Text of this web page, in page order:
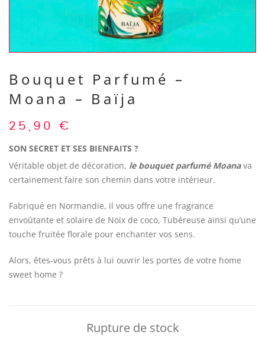
Bouquet Parfumé –
Moana – Baïja
25,90 €
SON SECRET ET SES BIENFAITS ?
Véritable objet de décoration, le bouquet parfumé Moanava
certainement faire son chemin dans votre intérieur.
Fabriqué en Normandie, il vous offre une fragrance
envoûtante et solaire de Noix de coco, Tubéreuse ainsi qu’une
touche fruitée florale pour enchanter vos sens.
Alors, êtes-vous prêts à lui ouvrir les portes de votre home
sweet home ?
Rupture de stock